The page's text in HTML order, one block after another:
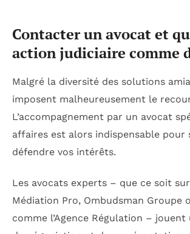
Contacter un avocat et
action judiciaire comme
Malgré la diversité des solutions
imposent malheureusement le
L’accompagnement par un avocat
affaires est alors indispensable
défendre vos intérêts.
Les avocats experts – que ce soit
Médiation Pro, Ombudsman Groupe
comme l’Agence Régulation –